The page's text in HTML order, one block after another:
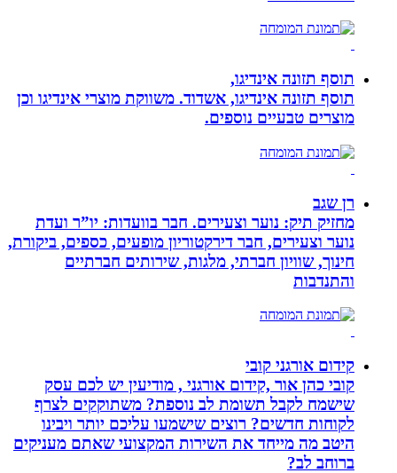
תוסף תזונה אינדיגו,
תוסף תזונה אינדיגו, אשדוד. משווקת מוצרי אינדיגו וכן
מוצרים טבעיים נוספים.
רן שגב
מחזיק תיק: נוער וצעירים. חבר בוועדות: יו”ר ועדת
נוער וצעירים, חבר דירקטוריון מופעים, כספים, ביקורת,
חינוך, שוויון חברתי, מלגות, שירותים חברתיים
והתנדבות
קידום אורגני קובי
קובי כהן אור ,קידום אורגני , מודיעין יש לכם עסק
שישמח לקבל תשומת לב נוספת? משתוקקים לצרף
לקוחות חדשים? רוצים שישמעו עליכם יותר ויבינו
היטב מה מייחד את השירות המקצועי שאתם מעניקים
ברוחב לב?